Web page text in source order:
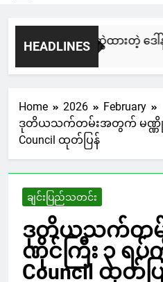
HEADLINES
မြင်းချေးနဲ့ ရေးဆွဲထားတဲ့ ဒေ
2 Days Ago
Home 2026
February
ဒုတိယသက်တမ်းအတွက် မဏ္ဏိုင်က
Council ထုတ်ပြန်
ချင်းပြည်သတင်း
ဒုတိယသက်တ
ဏိုင်ကြီး ၃ ရပ်ကို
Council ထုတ်ပ